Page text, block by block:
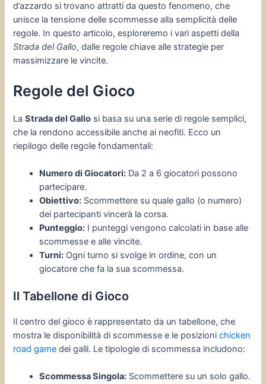
d’azzardo si trovano attratti da questo fenomeno, che
unisce la tensione delle scommesse alla semplicità delle
regole. In questo articolo, esploreremo i vari aspetti della
Strada del Gallo, dalle regole chiave alle strategie per
massimizzare le vincite.
Regole del Gioco
LaStrada del Gallo si basa su una serie di regole semplici,
che la rendono accessibile anche ai neofiti. Ecco un
riepilogo delle regole fondamentali:
Numero di Giocatori: Da 2 a 6 giocatori possono
partecipare.
Obiettivo: Scommettere su quale gallo (o numero)
dei partecipanti vincerà la corsa.
Punteggio: I punteggi vengono calcolati in base alle
scommesse e alle vincite.
Turni: Ogni turno si svolge in ordine, con un
giocatore che fa la sua scommessa.
Il Tabellone di Gioco
Il centro del gioco è rappresentato da un tabellone, che
mostra le disponibilità di scommesse e le posizionichicken
road game dei galli. Le tipologie di scommessa includono:
Scommessa Singola: Scommettere su un solo gallo.